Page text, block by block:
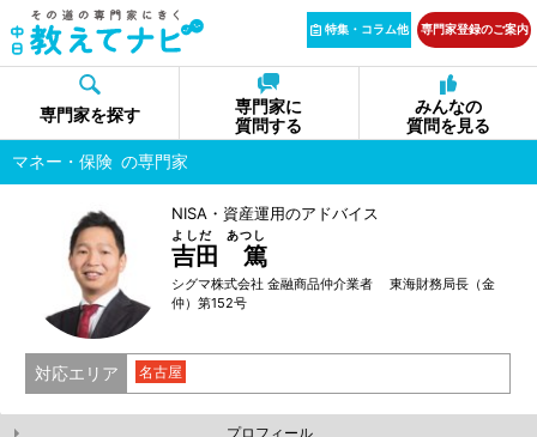
特集・コラム他 専門家登録のご案内
専門家を探す
専門家に
質問する
みんなの
質問を見る
マネー・保険 の専門家
NISA・資産運用のアドバイス
吉田 篤
よしだ あつし
シグマ株式会社 金融商品仲介業者 東海財務局長（金
仲）第152号
対応エリア 名古屋
プロフィール